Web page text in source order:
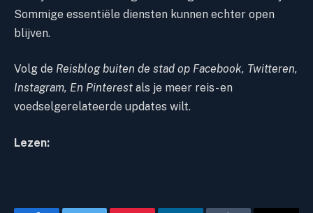
Sommige essentiële diensten kunnen echter open
blijven.
Volg de Reisblog buiten de stad op Facebook, Twitteren,
Instagram, En Pinterest als je meer reis- en
voedselgerelateerde updates wilt.
Lezen: